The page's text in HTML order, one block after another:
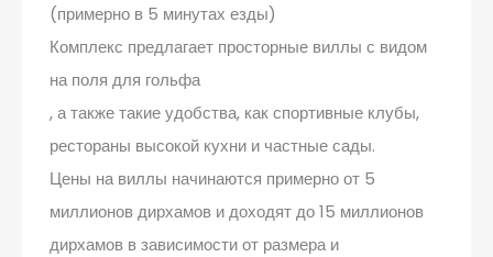
(примерно в 5 минутах езды)
Комплекс предлагает просторные виллы с видом
на поля для гольфа
, а также такие удобства, как спортивные клубы,
рестораны высокой кухни и частные сады.
Цены на виллы начинаются примерно от 5
миллионов дирхамов и доходят до 15 миллионов
дирхамов в зависимости от размера и